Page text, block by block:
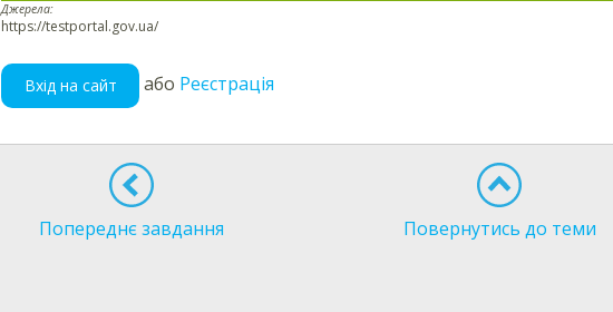
Джерела:
https://testportal.gov.ua/
Вхід на сайт або Реєстрація
Попереднє завдання Повернутись до теми